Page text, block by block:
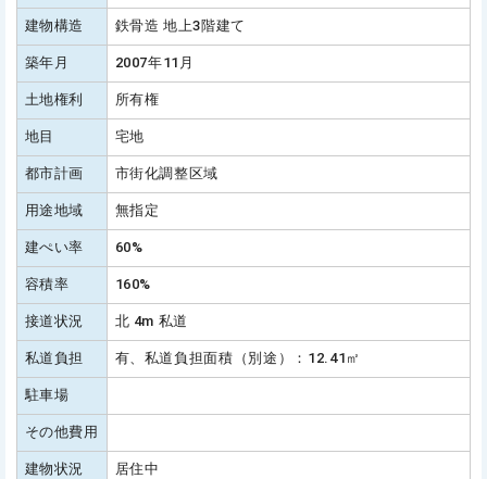
建物構造 鉄骨造 地上3階建て
築年月 2007年11月
土地権利 所有権
地目 宅地
都市計画 市街化調整区域
用途地域 無指定
建ぺい率 60%
容積率 160%
接道状況 北 4m 私道
私道負担 有、私道負担面積（別途）：12.41㎡
駐車場
その他費用
建物状況 居住中